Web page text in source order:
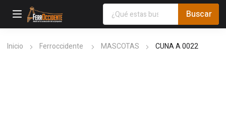
Inicio Ferroccidente MASCOTAS CUNA A 0022